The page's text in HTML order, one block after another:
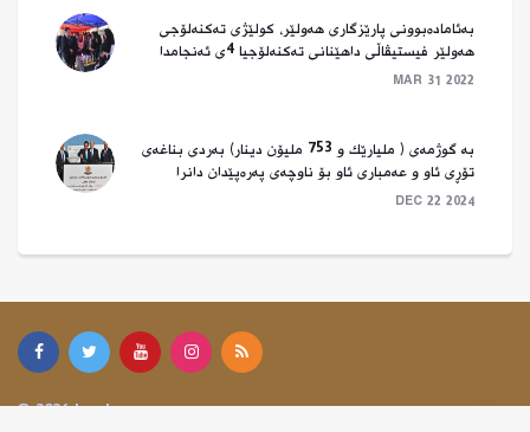
بەئامادەبوونى پارێزگارى هەولێر، کولێژى تەکنەلۆجى
هەولێر فیستیڤاڵى داهێنانى تەکنەلۆجیا 4ى ئەنجامدا
MAR 31 2022
بە گوژمەی ( ملیارێک و 753 ملیۆن دینار) بەردی بناغەی
تۆڕی ئاو و عەمباری ئاو بۆ ناوچەی پەرەپێدان دانرا
DEC 22 2024
© 2026 hawlergov.org